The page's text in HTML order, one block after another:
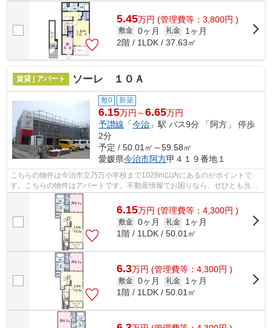
5.45万円 (管理費等：3,800円 )
敷金 0ヶ月 礼金
1ヶ月
2階 / 1LDK / 37.63㎡
賃貸 | アパート ソーレ １０Ａ
敷0 新築
6.15万円～6.65万円
予讃線 「今治 」駅 バス9分 「阿方」 停歩
2分
予定 / 50.01㎡～59.58㎡
愛媛県今治市阿方甲４１９番地１
こちらの物件は今治市立乃万小学校まで1028m以内にあるのがポイントで
す。こちらの物件はアパートです。不動産情報でお困りなら、ぜひとも当社
にお問い合わせください。数多くの物件を...
6.15万円 (管理費等：4,300円 )
敷金 0ヶ月 礼金
1ヶ月
1階 / 1LDK / 50.01㎡
6.3万円 (管理費等：4,300円 )
敷金 0ヶ月 礼金
1ヶ月
1階 / 1LDK / 50.01㎡